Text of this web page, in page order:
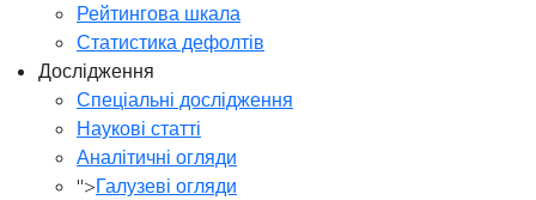
Рейтингова шкала
Статистика дефолтів
Дослідження
Спеціальні дослідження
Наукові статті
Аналітичні огляди
">Галузеві огляди